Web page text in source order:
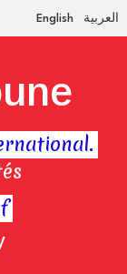
English العربية